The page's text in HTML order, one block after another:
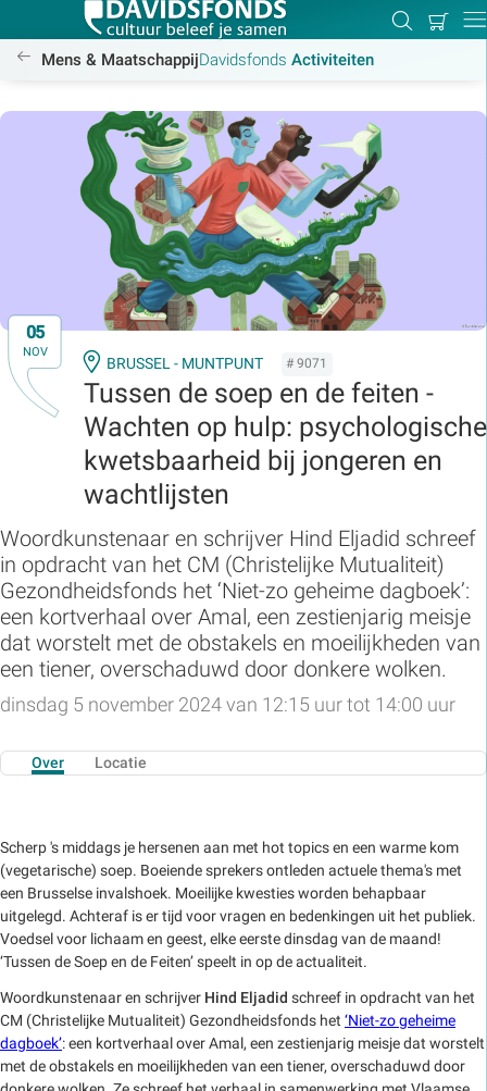
Zoeken
Mijn
/activiteiten
Mens & MaatschappijDavidsfonds Activiteiten
05
NOV
BRUSSEL - MUNTPUNT # 9071
Tussen de soep en de feiten -
Wachten op hulp: psychologische
kwetsbaarheid bij jongeren en
wachtlijsten
Woordkunstenaar en schrijver Hind Eljadid schreef
in opdracht van het CM (Christelijke Mutualiteit)
Gezondheidsfonds het ‘Niet-zo geheime dagboek’:
een kortverhaal over Amal, een zestienjarig meisje
dat worstelt met de obstakels en moeilijkheden van
een tiener, overschaduwd door donkere wolken.
dinsdag 5 november 2024 van 12:15 uur tot 14:00 uur
Over Locatie
Scherp 's middags je hersenen aan met hot topics en een warme kom
(vegetarische) soep. Boeiende sprekers ontleden actuele thema's met
een Brusselse invalshoek. Moeilijke kwesties worden behapbaar
uitgelegd. Achteraf is er tijd voor vragen en bedenkingen uit het publiek.
Voedsel voor lichaam en geest, elke eerste dinsdag van de maand!
‘Tussen de Soep en de Feiten’ speelt in op de actualiteit.
Woordkunstenaar en schrijver Hind Eljadid schreef in opdracht van het
CM (Christelijke Mutualiteit) Gezondheidsfonds het ‘Niet-zo geheime
dagboek’: een kortverhaal over Amal, een zestienjarig meisje dat worstelt
met de obstakels en moeilijkheden van een tiener, overschaduwd door